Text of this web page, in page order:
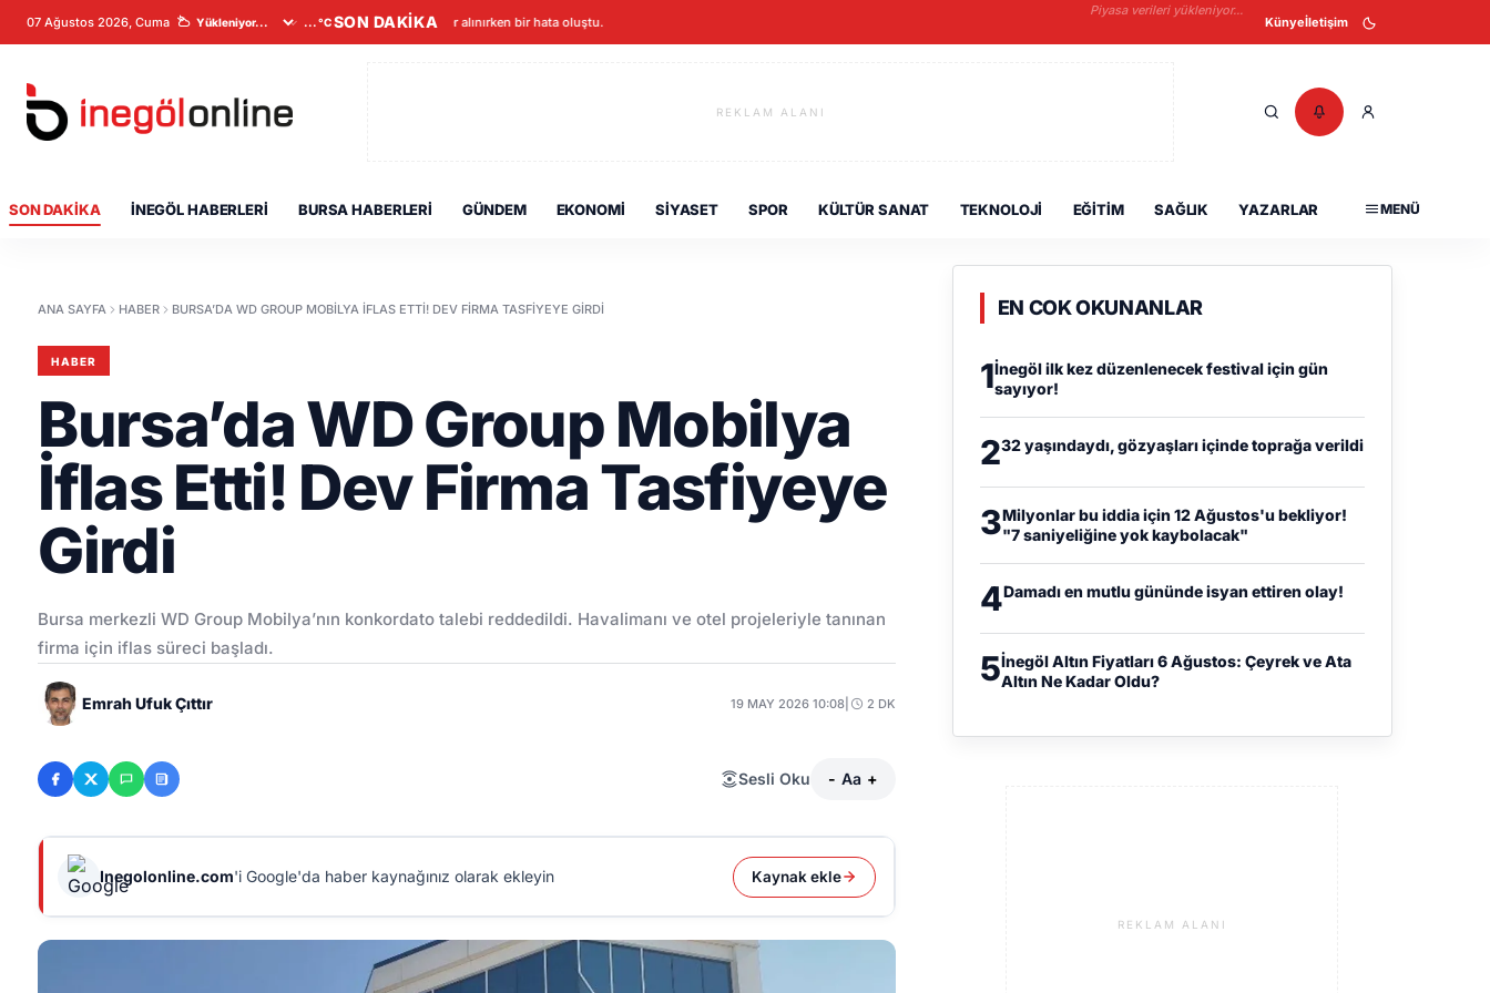
07 Ağustos 2026, Cuma ...°CSON DAKİKAVeriler alınırken bir hata oluştu.
Piyasa verileri yükleniyor...
Künyeİletişim
REKLAM ALANI
SON DAKIKA İNEGÖL HABERLERI BURSA HABERLERI GÜNDEM EKONOMI SIYASET SPOR KÜLTÜR SANAT TEKNOLOJI EĞITIM SAĞLIK YAZARLAR MENÜ
ANA SAYFA HABER BURSA’DA WD GROUP MOBILYA İFLAS ETTI! DEV FIRMA TASFIYEYE GIRDI
HABER
Bursa’da WD Group Mobilya
İflas Etti! Dev Firma Tasfiyeye
Girdi
Bursa merkezli WD Group Mobilya’nın konkordato talebi reddedildi. Havalimanı ve otel projeleriyle tanınan
firma için iflas süreci başladı.
Emrah Ufuk Çıttır 19 MAY 2026 10:08 2 DK
Sesli Oku - Aa +
Inegolonline.com'i Google'da haber kaynağınız olarak ekleyin Kaynak ekle
EN COK OKUNANLAR
1İnegöl ilk kez düzenlenecek festival için gün
sayıyor!
232 yaşındaydı, gözyaşları içinde toprağa verildi
3Milyonlar bu iddia için 12 Ağustos'u bekliyor!
"7 saniyeliğine yok kaybolacak"
4Damadı en mutlu gününde isyan ettiren olay!
5İnegöl Altın Fiyatları 6 Ağustos: Çeyrek ve Ata
Altın Ne Kadar Oldu?
REKLAM ALANI